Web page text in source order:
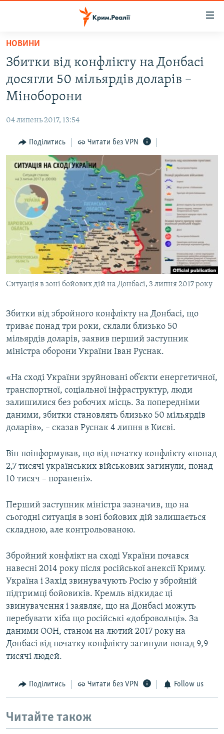
Перейти
основного
матеріалу
Перейти
до
основної
Перейти
до
пошуку
НОВИНИ
ВІДЕО ТА ФОТО
БЛОГИ
ПОГЛЯД
ІНТЕРВ'Ю
ВСЕ ЗА ДЕНЬ
СПЕЦПРОЕКТИ
ДЕПОРТАЦІЯ
ВІДЕОУРОКИ «ELIFBE»
СВІДЧЕННЯ ОКУПАЦІЇ
УКРАЇНСЬКА ПРОБЛЕМА КРИМУ
ІНФОГРАФІКА
ЯК ОБІЙТИ БЛОКУВАННЯ
Русский
Qırımtatar
ДОЛУЧАЙСЯ!
Усі сайти RFE/RL
НОВИНИ
Збитки від конфлікту на Донбасі
досягли 50 мільярдів доларів –
Міноборони
04 липень 2017, 13:54
Поділитись Читати без VPN
Ситуація в зоні бойових дій на Донбасі, 3 липня 2017 року
Збитки від збройного конфлікту на Донбасі, що
триває понад три роки, склали близько 50
мільярдів доларів, заявив перший заступник
міністра оборони України Іван Руснак.
«На сході України зруйновані об’єкти енергетичної,
транспортної, соціальної інфраструктур, люди
залишилися без робочих місць. За попередніми
даними, збитки становлять близько 50 мільярдів
доларів», – сказав Руснак 4 липня в Києві.
Він поінформував, що від початку конфлікту «понад
2,7 тисячі українських військових загинули, понад
10 тисяч – поранені».
Перший заступник міністра зазначив, що на
сьогодні ситуація в зоні бойових дій залишається
складною, але контрольованою.
Збройний конфлікт на сході України почався
навесні 2014 року після російської анексії Криму.
Україна і Захід звинувачують Росію у збройній
підтримці бойовиків. Кремль відкидає ці
звинувачення і заявляє, що на Донбасі можуть
перебувати хіба що російські «добровольці». За
даними ООН, станом на лютий 2017 року на
Донбасі від початку конфлікту загинули понад 9,9
тисячі людей.
Поділитись Читати без VPN Follow us
Читайте також